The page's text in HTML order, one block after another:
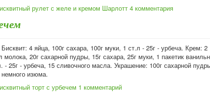
рулет с желе и кремом Шарлотт 4 комментария
4 яйца, 100г сахара, 100г муки, 1 ст.л - 25г - урбеча. Крем: 2
20г сахарной пудры, 15г сахара, 25г муки, 1 пакетик
- 25г - урбеча, 15 сливочного масла. Украшение: 100г сахарной
немного изюма.
торт с урбечем 1 комментарий